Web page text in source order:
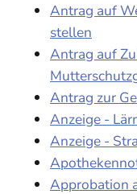
Antrag auf
stellen
Antrag auf
Antrag zur
Anzeige -
Anzeige -
Approbation